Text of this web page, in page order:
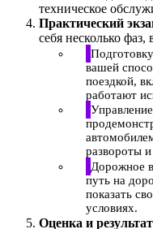
техническое
Практический
себя несколько фаз,
вашей
поездкой,
работают
развороты
Дорожное
путь на
показать
условиях.
Оценка и